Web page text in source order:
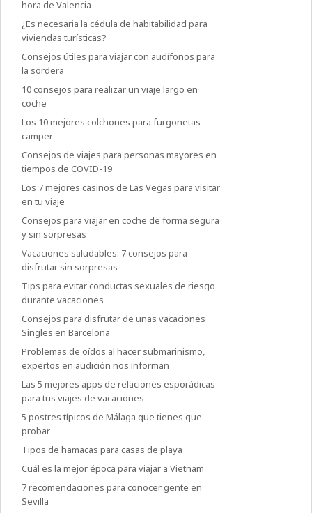
hora de Valencia
¿Es necesaria la cédula de habitabilidad para
viviendas turísticas?
Consejos útiles para viajar con audífonos para
la sordera
10 consejos para realizar un viaje largo en
coche
Los 10 mejores colchones para furgonetas
camper
Consejos de viajes para personas mayores en
tiempos de COVID-19
Los 7 mejores casinos de Las Vegas para visitar
en tu viaje
Consejos para viajar en coche de forma segura
y sin sorpresas
Vacaciones saludables: 7 consejos para
disfrutar sin sorpresas
Tips para evitar conductas sexuales de riesgo
durante vacaciones
Consejos para disfrutar de unas vacaciones
Singles en Barcelona
Problemas de oídos al hacer submarinismo,
expertos en audición nos informan
Las 5 mejores apps de relaciones esporádicas
para tus viajes de vacaciones
5 postres típicos de Málaga que tienes que
probar
Tipos de hamacas para casas de playa
Cuál es la mejor época para viajar a Vietnam
7 recomendaciones para conocer gente en
Sevilla